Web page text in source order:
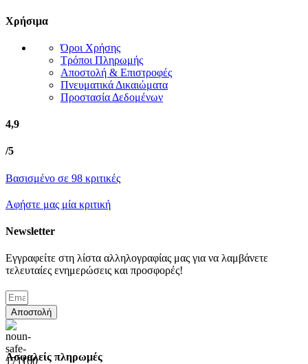
Χρήσιμα
Όροι Χρήσης
Τρόποι Πληρωμής
Αποστολή & Επιστροφές
Πνευματικά Δικαιώματα
Προστασία Δεδομένων
4,9
/5
Βασισμένο σε 98 κριτικές
Αφήστε μας μία κριτική
Newsletter
Εγγραφείτε στη λίστα αλληλογραφίας μας για να λαμβάνετε
τελευταίες ενημερώσεις και προσφορές!
Αποστολή
Ασφαλείς πληρωμές